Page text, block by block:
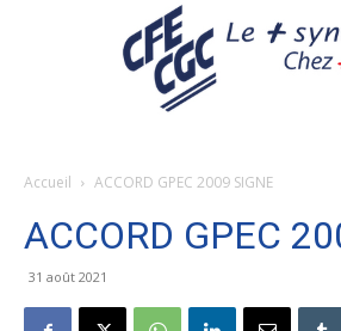
Accueil ACCORD GPEC 2009 SIGNE
ACCORD GPEC
31 août 2021